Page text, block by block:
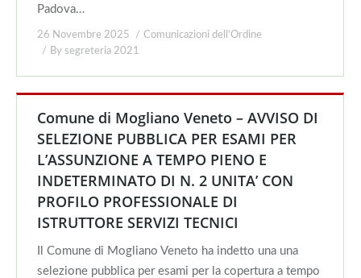
Padova…
26 Novembre 2025
Comunicazioni dell'Ordine
By segreteria 2021
Comune di Mogliano Veneto – AVVISO DI
SELEZIONE PUBBLICA PER ESAMI PER
L’ASSUNZIONE A TEMPO PIENO E
INDETERMINATO DI N. 2 UNITA’ CON
PROFILO PROFESSIONALE DI
ISTRUTTORE SERVIZI TECNICI
Il Comune di Mogliano Veneto ha indetto una una
selezione pubblica per esami per la copertura a tempo